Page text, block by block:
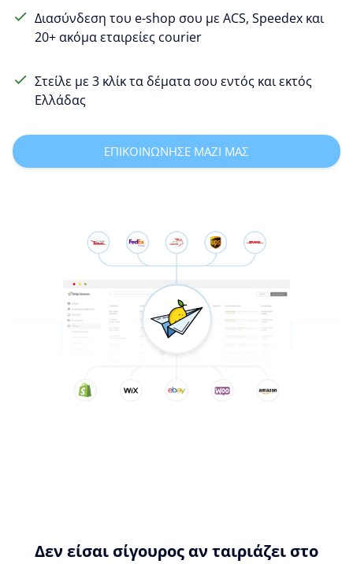
Διασύνδεση του e-shop σου με ACS, Speedex και
20+ ακόμα εταιρείες courier
Στείλε με 3 κλίκ τα δέματα σου εντός και εκτός
Ελλάδας
ΕΠΙΚΟΙΝΩΝΗΣΕ ΜΑΖΙ ΜΑΣ
Δεν είσαι σίγουρος αν ταιριάζει στο